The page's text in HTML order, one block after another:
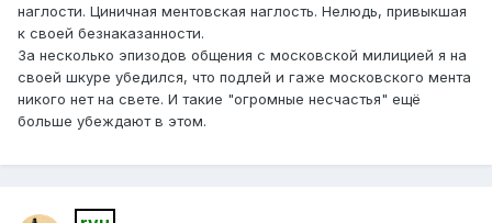
наглости. Циничная ментовская наглость. Нелюдь, привыкшая
к своей безнаказанности.
За несколько эпизодов общения с московской милицией я на
своей шкуре убедился, что подлей и гаже московского мента
никого нет на свете. И такие "огромные несчастья" ещё
больше убеждают в этом.